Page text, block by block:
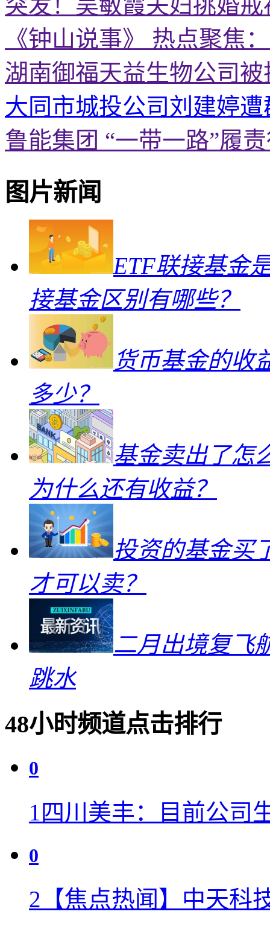
突发！吴敏霞夫妇挑婚
《钟山说事》 热点聚焦
湖南御福天益生物公司
大同市城投公司刘建婷
鲁能集团 “一带一路”履
图片新闻
ETF联接基金
接基金区别有哪些？
货币基金的收
多少？
基金卖出了怎
为什么还有收益？
投资的基金买
才可以卖？
二月出境复飞
跳水
48小时频道点击排行
0
1 四川美丰：目前公司
0
2 【焦点热闻】中天科